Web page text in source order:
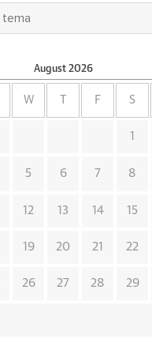
August 2026
W F S
1
5 6 7 8
12 13 14 15
19 20 21 22
26 27 28 29